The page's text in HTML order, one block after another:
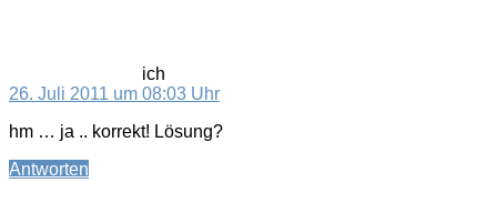
ich
26. Juli 2011 um 08:03 Uhr
hm … ja .. korrekt! Lösung?
Antworten